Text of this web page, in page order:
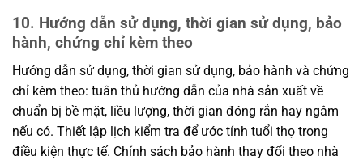
10. Hướng dẫn sử dụng, thời gian sử dụng, bảo
hành, chứng chỉ kèm theo
Hướng dẫn sử dụng, thời gian sử dụng, bảo hành và chứng
chỉ kèm theo: tuân thủ hướng dẫn của nhà sản xuất về
chuẩn bị bề mặt, liều lượng, thời gian đóng rắn hay ngâm
nếu có. Thiết lập lịch kiểm tra để ước tính tuổi thọ trong
điều kiện thực tế. Chính sách bảo hành thay đổi theo nhà